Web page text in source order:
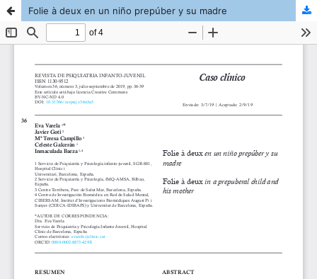
Folie à deux en un niño prepúber y su madre